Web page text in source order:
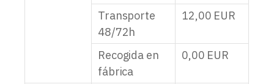
Transporte
48/72h
12,00 EUR
Recogida en
fábrica
0,00 EUR